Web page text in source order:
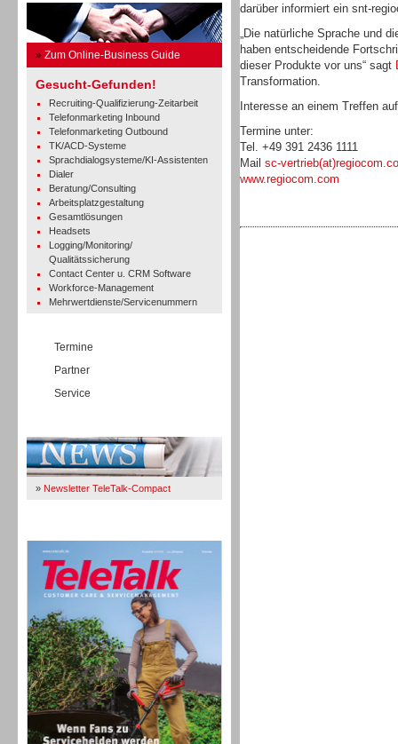
» Zum Online-Business Guide
Gesucht-Gefunden!
Recruiting-Qualifizierung-Zeitarbeit
Telefonmarketing Inbound
Telefonmarketing Outbound
TK/ACD-Systeme
Sprachdialogsysteme/KI-Assistenten
Dialer
Beratung/Consulting
Arbeitsplatzgestaltung
Gesamtlösungen
Headsets
Logging/Monitoring/
Qualitätssicherung
Contact Center u. CRM Software
Workforce-Management
Mehrwertdienste/Servicenummern
Termine
Partner
Service
» Newsletter TeleTalk-Compact
darüber informiert ein snt-
„Die natürliche Sprache und
haben entscheidende
dieser Produkte vor uns“ sagt
Transformation.
Interesse an einem Treffen
Termine unter:
Tel. +49 391 2436 1111
Mail sc-
www.regiocom.com